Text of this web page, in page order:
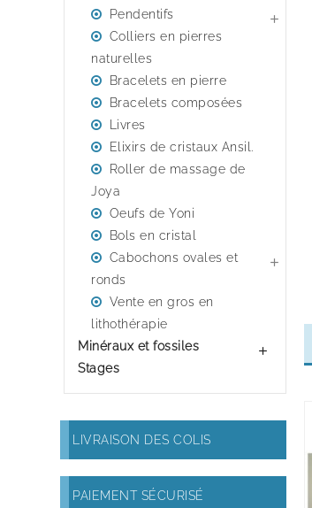
Pendentifs 
Colliers en pierres
naturelles
Bracelets en pierre
Bracelets composées
Livres
Elixirs de cristaux Ansil.
Roller de massage de
Joya
Oeufs de Yoni
Bols en cristal
Cabochons ovales et
ronds

Vente en gros en
lithothérapie
Minéraux et fossiles

Stages
LIVRAISON DES COLIS
PAIEMENT SÉCURISÉ